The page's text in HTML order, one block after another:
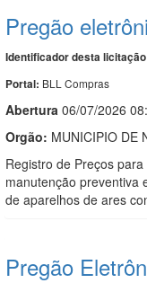
Pregão
Identificador desta
Portal: BLL Compras
Abertura 06/07/2026
Orgão: MUNICIPIO DE
Registro de Preços
manutenção preventiva
de aparelhos de ares
Pregão